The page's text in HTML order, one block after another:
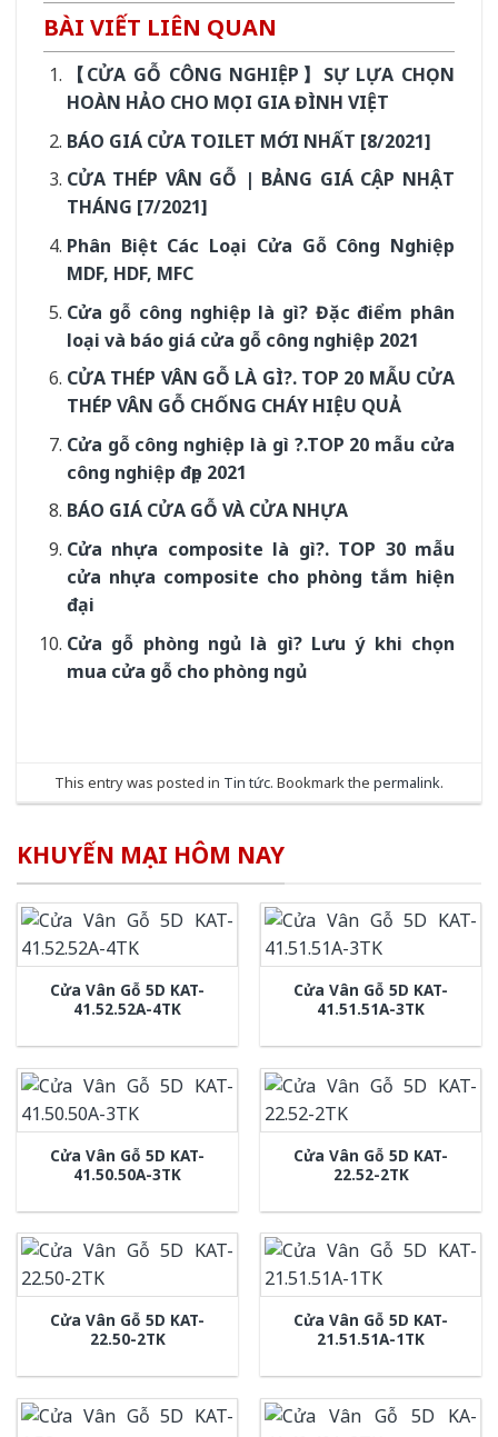
BÀI VIẾT LIÊN QUAN
【CỬA GỖ CÔNG NGHIỆP】SỰ LỰA CHỌN
HOÀN HẢO CHO MỌI GIA ĐÌNH VIỆT
BÁO GIÁ CỬA TOILET MỚI NHẤT [8/2021]
CỬA THÉP VÂN GỖ | BẢNG GIÁ CẬP NHẬT
THÁNG [7/2021]
Phân Biệt Các Loại Cửa Gỗ Công Nghiệp
MDF, HDF, MFC
Cửa gỗ công nghiệp là gì? Đặc điểm phân
loại và báo giá cửa gỗ công nghiệp 2021
CỬA THÉP VÂN GỖ LÀ GÌ?. TOP 20 MẪU CỬA
THÉP VÂN GỖ CHỐNG CHÁY HIỆU QUẢ
Cửa gỗ công nghiệp là gì ?.TOP 20 mẫu cửa
công nghiệp đẹp 2021
BÁO GIÁ CỬA GỖ VÀ CỬA NHỰA
Cửa nhựa composite là gì?. TOP 30 mẫu
cửa nhựa composite cho phòng tắm hiện
đại
Cửa gỗ phòng ngủ là gì? Lưu ý khi chọn
mua cửa gỗ cho phòng ngủ
This entry was posted in Tin tức. Bookmark the permalink.
KHUYẾN MẠI HÔM NAY
Cửa Vân Gỗ 5D KAT-
41.52.52A-4TK
Cửa Vân Gỗ 5D KAT-
41.51.51A-3TK
Cửa Vân Gỗ 5D KAT-
41.50.50A-3TK
Cửa Vân Gỗ 5D KAT-
22.52-2TK
Cửa Vân Gỗ 5D KAT-
22.50-2TK
Cửa Vân Gỗ 5D KAT-
21.51.51A-1TK